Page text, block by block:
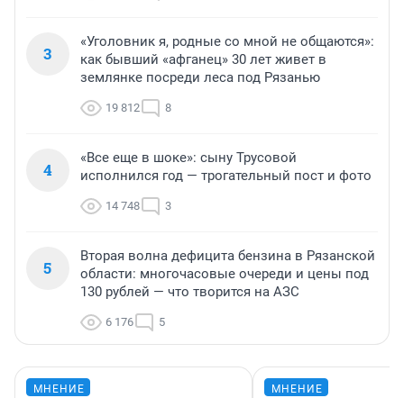
3
«Уголовник я, родные со мной не общаются»:
как бывший «афганец» 30 лет живет в
землянке посреди леса под Рязанью
19 812 8
4
«Все еще в шоке»: сыну Трусовой
исполнился год — трогательный пост и фото
14 748 3
5
Вторая волна дефицита бензина в Рязанской
области: многочасовые очереди и цены под
130 рублей — что творится на АЗС
6 176 5
МНЕНИЕ МНЕНИЕ